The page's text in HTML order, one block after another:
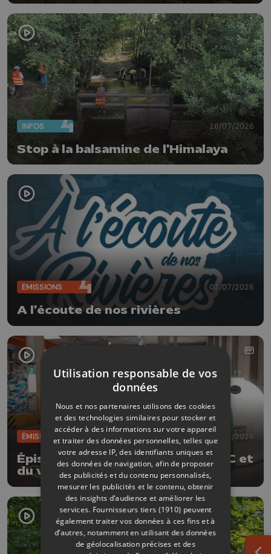
INFOS 16/07/2026
Stop à la balsamine de l'Himalaya
ÉMISSIONS 03/07/2026
A l'écoute de nos rivières
ÉMISSIONS 30/06/2026
Épisode 1 - La seconde vie du PMC et
du verre
Utilisation responsable de vos
données
Nous et nos partenaires utilisons des cookies
et des technologies similaires pour stocker et
accéder à des informations sur votre appareil
et traiter des données personnelles, telles que
votre adresse IP, des identifiants uniques et
des données de navigation, afin de proposer
des publicités et du contenu personnalisés,
mesurer les publicités et le contenu, obtenir
des insights d’audience et améliorer les
services. Fournisseurs tiers (1910) peuvent
également traiter vos données à ces fins et à
d’autres, notamment en utilisant des données
de géolocalisation précises et des